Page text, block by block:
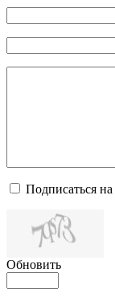
Подписаться
Обновить